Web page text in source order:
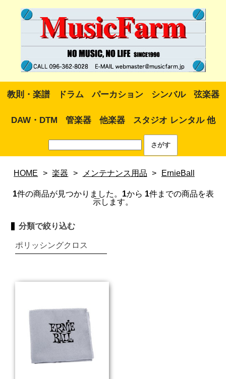
教則・楽譜 ドラム パーカション シンバル 弦楽器
DAW・DTM 管楽器 他楽器 スタジオ レンタル 他
HOME > 楽器 > メンテナンス用品 > ErnieBall
1件の商品が見つかりました。 1から 1件までの商品を表
示します。
分類で絞り込む
ポリッシングクロス